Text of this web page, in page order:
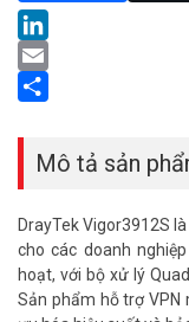
LinkedIn
Email
Mô tả sản
DrayTek Vigor3912S
cho các doanh
hoạt, với bộ xử lý
Sản phẩm hỗ trợ VPN